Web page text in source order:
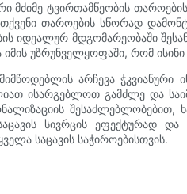
მძიმე ტვირთამწეობის
თაროების სწორად
იდეალურ მდგომარეობაში
უზრუნველყოფაში, რომ
არჩევა ჭკვიანური
ისარგებლოთ გამძლე და
შესაძლებლობებით,
სივრცის ეფექტურად
საცავის საჭიროებისთვის.